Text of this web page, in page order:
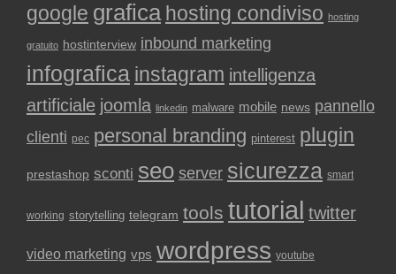
google grafica hosting condiviso hosting
gratuito hostinterview inbound marketing
infografica instagram intelligenza
artificiale joomla linkedin malware mobile news pannello
clienti pec personal branding pinterest plugin
prestashop sconti seo server sicurezza smart
working storytelling telegram tools tutorial twitter
video marketing vps wordpress youtube